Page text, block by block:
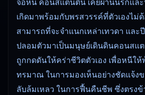
เกิดมาพร้อมกับพรสวรรค์ที่ตัวเองไม่
สามารถที่จะจำแนกเหล่าเทวดา และ
ปลอมตัวมาเป็นมนุษย์เดินดินคอนสแ
ถูกกดดันให้คร่าชีวิตตัวเอง เพื่อหนีใ
ทรมาณ ในการมองเห็นอย่างชัดแจ้ง
ลับล้มเหลว ในการฟื้นคืนชีพ ซึ่งตรง